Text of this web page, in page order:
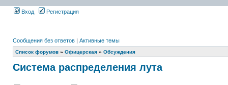
Вход Регистрация
Сообщения без ответов | Активные темы
Список форумов » Офицерская » Обсуждения
Система распределения лута